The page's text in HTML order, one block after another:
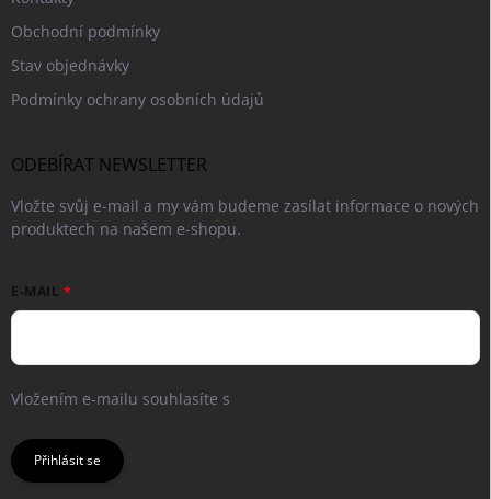
Obchodní podmínky
Stav objednávky
Podmínky ochrany osobních údajů
ODEBÍRAT NEWSLETTER
Vložte svůj e-mail a my vám budeme zasílat informace o nových
produktech na našem e-shopu.
E-MAIL
Vložením e-mailu souhlasíte s
Přihlásit se